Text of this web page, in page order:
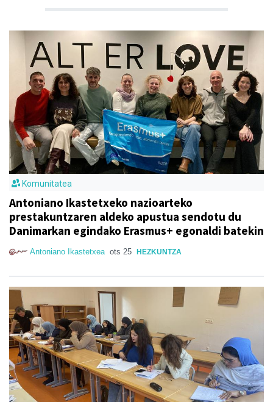
Komunitatea
Antoniano Ikastetxeko nazioarteko
prestakuntzaren aldeko apustua sendotu du
Danimarkan egindako Erasmus+ egonaldi batekin
Antoniano Ikastetxea ots 25 HEZKUNTZA